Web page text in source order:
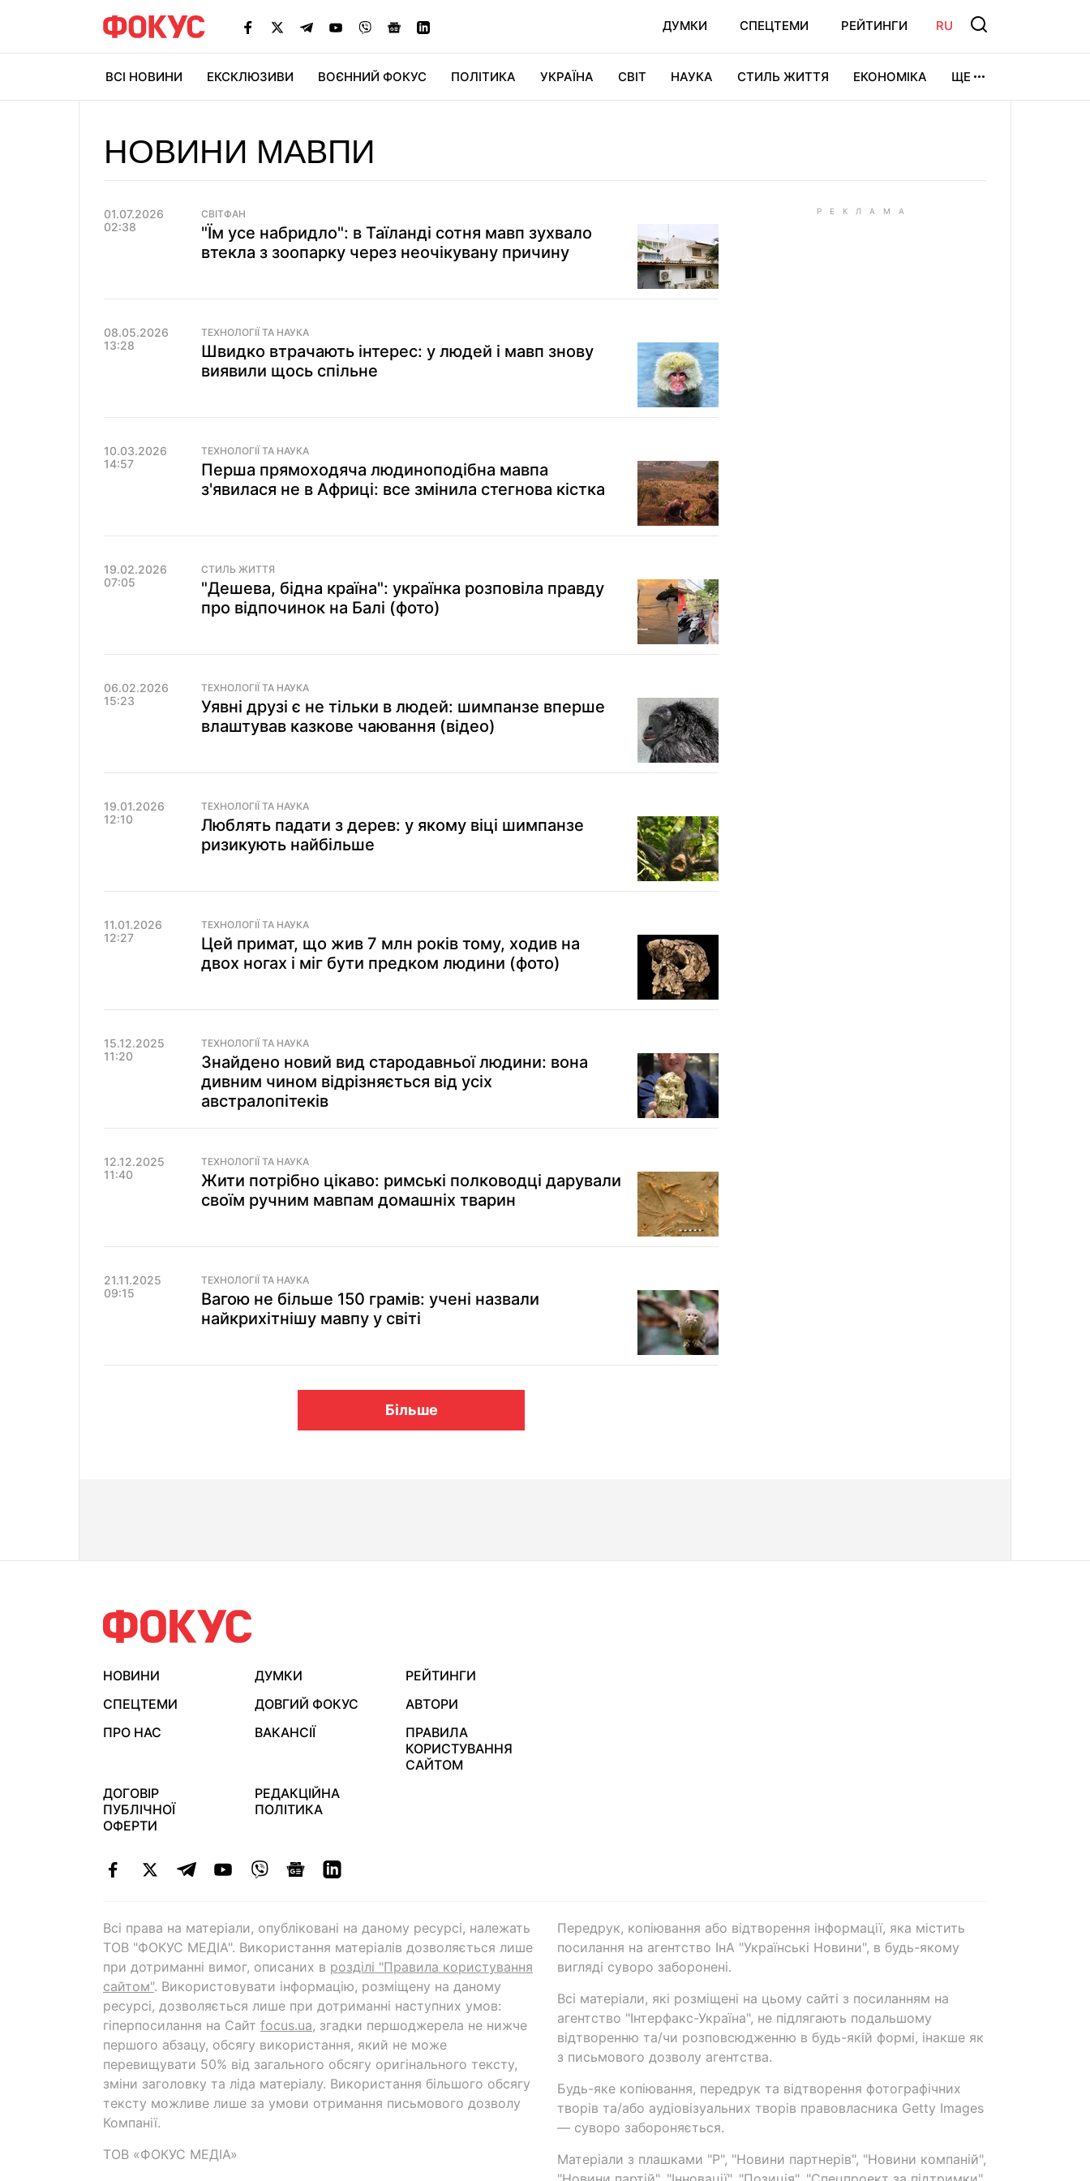
ДУМКИ СПЕЦТЕМИ РЕЙТИНГИ RU
ВСІ НОВИНИ ЕКСКЛЮЗИВИ ВОЄННИЙ ФОКУС ПОЛІТИКА УКРАЇНА СВІТ НАУКА СТИЛЬ ЖИТТЯ ЕКОНОМІКА ЩЕ
НОВИНИ МАВПИ
01.07.2026
02:38
СВІТФАН
"Їм усе набридло": в Таїланді сотня мавп зухвало
втекла з зоопарку через неочікувану причину
08.05.2026
13:28
ТЕХНОЛОГІЇ ТА НАУКА
Швидко втрачають інтерес: у людей і мавп знову
виявили щось спільне
10.03.2026
14:57
ТЕХНОЛОГІЇ ТА НАУКА
Перша прямоходяча людиноподібна мавпа
з'явилася не в Африці: все змінила стегнова кістка
19.02.2026
07:05
СТИЛЬ ЖИТТЯ
"Дешева, бідна країна": українка розповіла правду
про відпочинок на Балі (фото)
06.02.2026
15:23
ТЕХНОЛОГІЇ ТА НАУКА
Уявні друзі є не тільки в людей: шимпанзе вперше
влаштував казкове чаювання (відео)
19.01.2026
12:10
ТЕХНОЛОГІЇ ТА НАУКА
Люблять падати з дерев: у якому віці шимпанзе
ризикують найбільше
11.01.2026
12:27
ТЕХНОЛОГІЇ ТА НАУКА
Цей примат, що жив 7 млн років тому, ходив на
двох ногах і міг бути предком людини (фото)
15.12.2025
11:20
ТЕХНОЛОГІЇ ТА НАУКА
Знайдено новий вид стародавньої людини: вона
дивним чином відрізняється від усіх
австралопітеків
12.12.2025
11:40
ТЕХНОЛОГІЇ ТА НАУКА
Жити потрібно цікаво: римські полководці дарували
своїм ручним мавпам домашніх тварин
21.11.2025
09:15
ТЕХНОЛОГІЇ ТА НАУКА
Вагою не більше 150 грамів: учені назвали
найкрихітнішу мавпу у світі
Більше
НОВИНИ ДУМКИ
РЕЙТИНГИ
СПЕЦТЕМИ
ДОВГИЙ ФОКУС
АВТОРИ
ПРО НАС
ВАКАНСІЇ
ПРАВИЛА
КОРИСТУВАННЯ
САЙТОМ
ДОГОВІР
ПУБЛІЧНОЇ
ОФЕРТИ
РЕДАКЦІЙНА
ПОЛІТИКА
Всі права на матеріали, опубліковані на даному ресурсі, належать
ТОВ "ФОКУС МЕДІА". Використання матеріалів дозволяється лише
при дотриманні вимог, описаних в розділі "Правила користування
сайтом". Використовувати інформацію, розміщену на даному
ресурсі, дозволяється лише при дотриманні наступних умов:
гіперпосилання на Cайт focus.ua, згадки першоджерела не нижче
першого абзацу, обсягу використання, який не може
перевищувати 50% від загального обсягу оригінального тексту,
зміни заголовку та ліда матеріалу. Використання більшого обсягу
тексту можливе лише за умови отримання письмового дозволу
Компанії.
ТОВ «ФОКУС МЕДІА»
Передрук, копіювання або відтворення інформації, яка містить
посилання на агентство ІнА "Українські Новини", в будь-якому
вигляді суворо заборонені.
Всі матеріали, які розміщені на цьому сайті з посиланням на
агентство "Інтерфакс-Україна", не підлягають подальшому
відтворенню та/чи розповсюдженню в будь-якій формі, інакше як
з письмового дозволу агентства.
Будь-яке копіювання, передрук та відтворення фотографічних
творів та/або аудіовізуальних творів правовласника Getty Images
— суворо забороняється.
Матеріали з плашками "Р", "Новини партнерів", "Новини компаній",